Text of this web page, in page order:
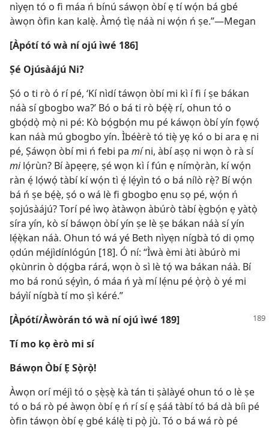
nìyẹn tó o fi máa ń bínú sáwọn òbí ẹ tí wọ́n bá gbé
àwọn òfin kan kalẹ̀. Àmọ́ tìẹ náà ni wọ́n ń ṣe.”—Megan
[Àpótí tó wà ní ojú ìwé 186]
Ṣé Ojúsàájú Ni?
Ṣó o ti rò ó rí pé, ‘Kí nìdí táwọn òbí mi kì í fi í ṣe bákan
náà sí gbogbo wa?’ Bó o bá ti rò bẹ́ẹ̀ rí, ohun tó o
gbọ́dọ̀ mọ̀ ni pé: Kò bọ́gbọ́n mu pé káwọn òbí yín fọwọ́
kan náà mú gbogbo yín. Ìbéèrè tó tiẹ̀ yẹ kó o bi ara ẹ ni
pé, Ṣáwọn òbí mi ń febi pa míni, àbí aṣọ ni wọn ò rà sí
milọ́rùn? Bí àpẹẹrẹ, ṣé wọn kì í fún ẹ nímọ̀ràn, kí wọ́n
ràn ẹ́ lọ́wọ́ tàbí kí wọ́n tì ẹ́ lẹ́yìn tó o bá nílò rẹ̀? Bí wọ́n
bá ń ṣe bẹ́ẹ̀, ṣó o wá lè fi gbogbo ẹnu sọ pé, wọ́n ń
ṣojúsàájú? Torí pé ìwọ àtàwọn àbúrò tàbí ẹ̀gbọ́n ẹ yàtọ̀
síra yín, kò sí báwọn òbí yín ṣe lè ṣe bákan náà sí yín
lẹ́ẹ̀kan náà. Ohun tó wá yé Beth nìyẹn nígbà tó di ọmọ
ọdún méjìdínlógún [18]. Ó ní: “Ìwà èmi àti àbúrò mi
ọkùnrin ò dọ́gba rárá, wọn ò sì lè tọ́ wa bákan náà. Bí
mo bá ronú sẹ́yìn, ó máa ń yà mí lẹ́nu pé ọ̀rọ̀ ò yé mi
báyìí nígbà tí mo ṣì kéré.”
[Àpótí/Àwòrán tó wà ní ojú ìwé 189]
Tí mo kọ èrò mi sí
Báwọn Òbí Ẹ Sọ̀rọ̀!
Àwọn orí méjì tó o ṣẹ̀ṣẹ̀ kà tán ti ṣàlàyé ohun tó o lè ṣe
tó o bá rò pé àwọn òbí ẹ ń rí sí ẹ ṣáá tàbí tó bá dà bíi pé
òfin táwọn òbí ẹ gbé kálẹ̀ ti pọ̀ jù. Tó o bá wá rò pé